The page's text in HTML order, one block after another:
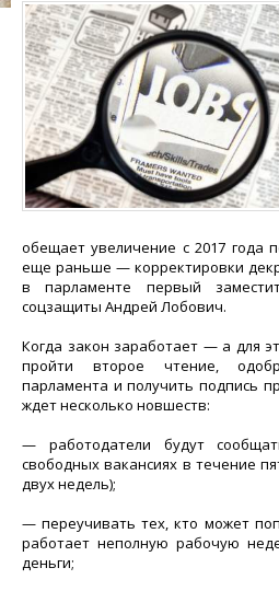
обещает увеличение с 2017 года
еще раньше — корректировки
в парламенте первый
соцзащиты Андрей Лобович.
Когда закон заработает — а для
пройти второе чтение,
парламента и получить подпись
ждет несколько новшеств:
— работодатели будут
свободных вакансиях в течение
двух недель);
— переучивать тех, кто может
работает неполную рабочую
деньги;